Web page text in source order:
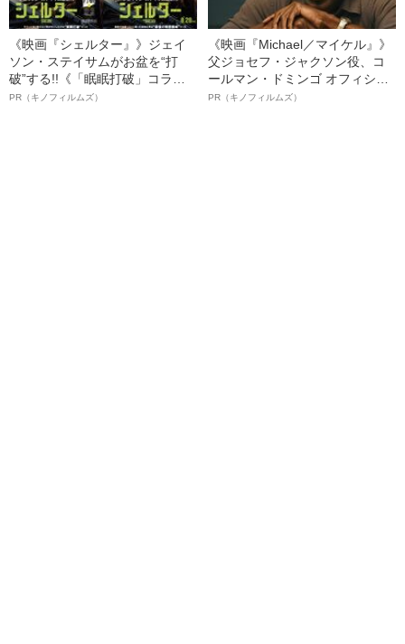
《映画『シェルター』》ジェイ
ソン・ステイサムがお盆を“打
破”する!!《「眠眠打破」コラ
ボ》
PR（キノフィルムズ）
《映画『Michael／マイケル』》
父ジョセフ・ジャクソン役、コ
ールマン・ドミンゴ オフィシャ
ルインタビュー“観客を魅了した
PR（キノフィルムズ）